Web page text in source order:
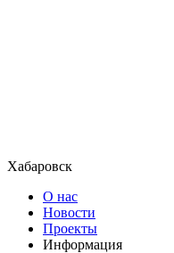
Хабаровск
О нас
Новости
Проекты
Информация